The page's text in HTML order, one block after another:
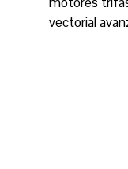
vectorial